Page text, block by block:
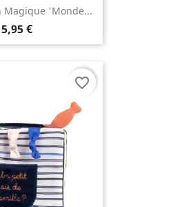
Magique 'Monde...
5,95 €
favorite_border